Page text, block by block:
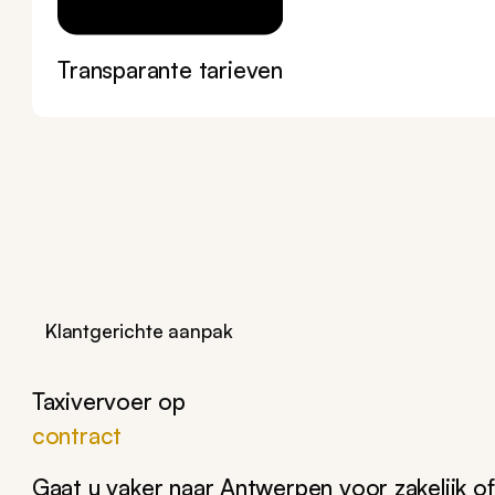
Transparante tarieven
Klantgerichte aanpak
Taxivervoer op
contract
Gaat u vaker naar Antwerpen voor zakelijk